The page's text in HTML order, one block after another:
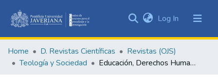
&
Collections
Log In (current)
Home D. Revistas Científicas
Revistas (OJS)
Teología y Sociedad
Educación, Derechos Humanos y Familia. Análisis desde una experiencia de Gestión Comunitaria Colegio Ciudadela Educativa La Presentación Cali